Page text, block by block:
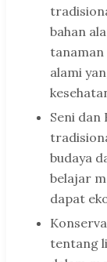
bahan
alami
Seni dan
budaya
belajar
dapat
tentang